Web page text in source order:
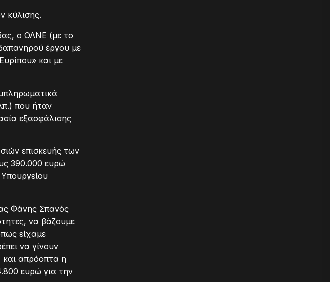
κύλισης.
ο ΟΛΝΕ (με το
έργου με
και με
που ήταν
εξασφάλισης
επισκευής των
390.000 ευρώ
Φάνης Σπανός
να βάζουμε
είχαμε
να γίνουν
και απρόοπτα η
ευρώ για την